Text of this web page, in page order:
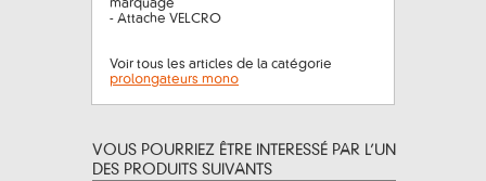
marquage
- Attache VELCRO
Voir tous les articles de la catégorie
prolongateurs mono
VOUS POURRIEZ ÊTRE INTERESSÉ PAR L’UN
DES PRODUITS SUIVANTS